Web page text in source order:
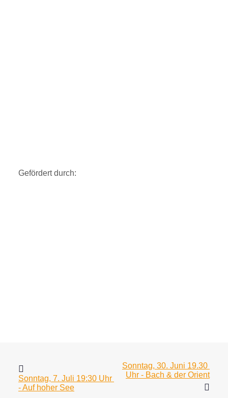
Gefördert durch:
Sonntag, 7. Juli 19:30 Uhr
- Auf hoher See
Sonntag, 30. Juni 19.30
Uhr - Bach & der Orient